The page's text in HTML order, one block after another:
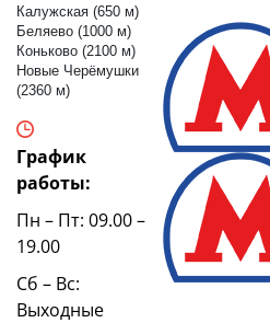
Калужская (650 м)
Беляево (1000 м)
Коньково (2100 м)
Новые Черёмушки
(2360 м)
График
работы:
Пн – Пт: 09.00 –
19.00
Сб – Вс:
Выходные